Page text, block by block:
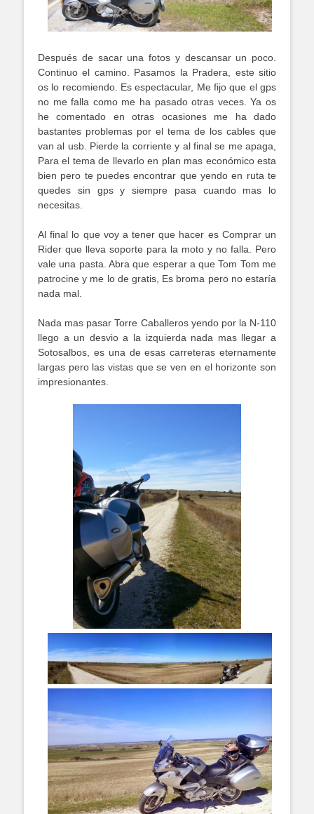
Después de sacar una fotos y descansar un poco.
Continuo el camino. Pasamos la Pradera, este sitio
os lo recomiendo. Es espectacular, Me fijo que el gps
no me falla como me ha pasado otras veces. Ya os
he comentado en otras ocasiones me ha dado
bastantes problemas por el tema de los cables que
van al usb. Pierde la corriente y al final se me apaga,
Para el tema de llevarlo en plan mas económico esta
bien pero te puedes encontrar que yendo en ruta te
quedes sin gps y siempre pasa cuando mas lo
necesitas.
Al final lo que voy a tener que hacer es Comprar un
Rider que lleva soporte para la moto y no falla. Pero
vale una pasta. Abra que esperar a que Tom Tom me
patrocine y me lo de gratis, Es broma pero no estaría
nada mal.
Nada mas pasar Torre Caballeros yendo por la N-110
llego a un desvio a la izquierda nada mas llegar a
Sotosalbos, es una de esas carreteras eternamente
largas pero las vistas que se ven en el horizonte son
impresionantes.